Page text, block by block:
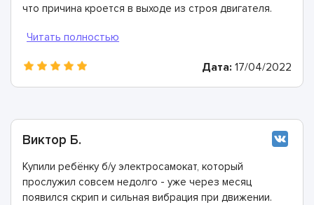
что причина кроется в выходе из строя двигателя.
Огромная вам благодарность справились невероятно
Дата: 17/04/2022
Виктор Б.
Купили ребёнку б/у электросамокат, который
прослужил совсем недолго - уже через месяц
появился скрип и сильная вибрация при движении.